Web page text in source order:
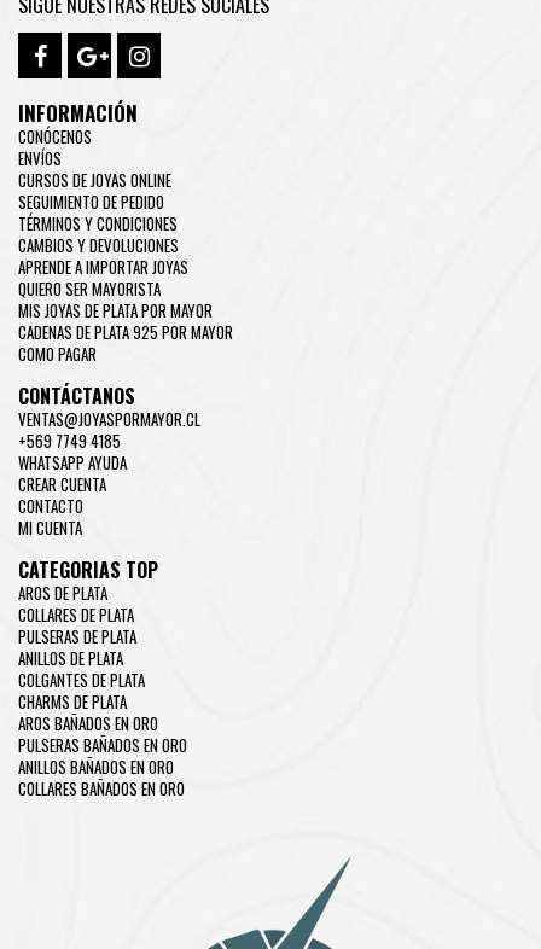
INFORMACIÓN
CONÓCENOS
ENVÍOS
CURSOS DE JOYAS ONLINE
SEGUIMIENTO DE PEDIDO
TÉRMINOS Y CONDICIONES
CAMBIOS Y DEVOLUCIONES
APRENDE A IMPORTAR JOYAS
QUIERO SER MAYORISTA
MIS JOYAS DE PLATA POR MAYOR
CADENAS DE PLATA 925 POR MAYOR
COMO PAGAR
CONTÁCTANOS
VENTAS@JOYASPORMAYOR.CL
+569 7749 4185
WHATSAPP AYUDA
CREAR CUENTA
CONTACTO
MI CUENTA
CATEGORIAS TOP
AROS DE PLATA
COLLARES DE PLATA
PULSERAS DE PLATA
ANILLOS DE PLATA
COLGANTES DE PLATA
CHARMS DE PLATA
AROS BAÑADOS EN ORO
PULSERAS BAÑADOS EN ORO
ANILLOS BAÑADOS EN ORO
COLLARES BAÑADOS EN ORO